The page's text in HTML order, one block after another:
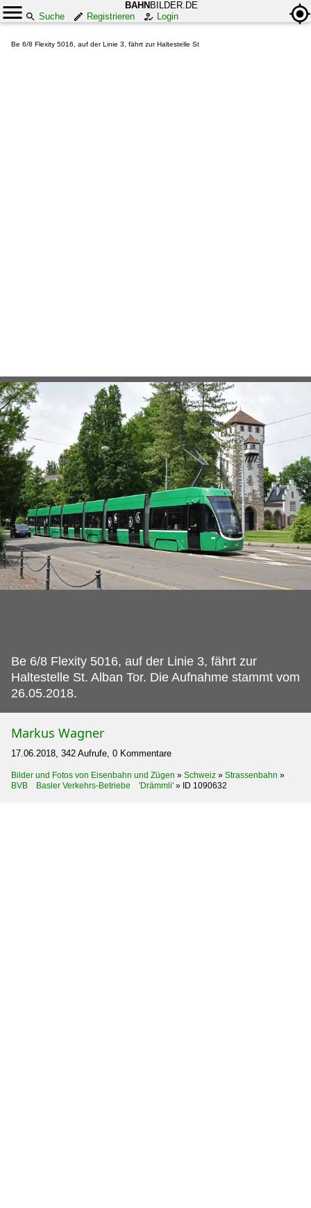
BAHN BILDER.DE
Suche
Registrieren Login
Be 6/8 Flexity 5016, auf der Linie 3, fährt zur Haltestelle St
Be 6/8 Flexity 5016, auf der Linie 3, fährt zur
Haltestelle St. Alban Tor. Die Aufnahme stammt vom
26.05.2018.
Markus Wagner
17.06.2018, 342 Aufrufe, 0 Kommentare
Bilder und Fotos von Eisenbahn und Zügen » Schweiz » Strassenbahn »
BVB Basler Verkehrs-Betriebe 'Drämmli' » ID 1090632